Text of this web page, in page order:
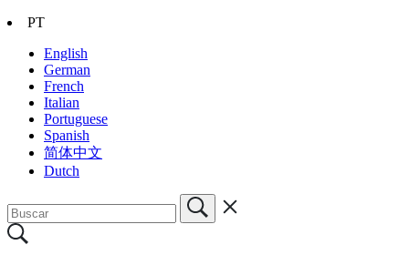
PT
English
German
French
Italian
Portuguese
Spanish
简体中文
Dutch